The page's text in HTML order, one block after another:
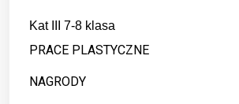
Kat III 7-8 klasa
PRACE PLASTYCZNE
NAGRODY